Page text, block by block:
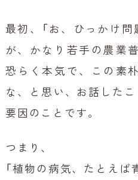
最初、「お、ひっかけ問
が、かなり若手の農業
恐らく本気で、この素
な、と思い、お話した
要因のことです。
つまり、
「植物の病気、たとえ